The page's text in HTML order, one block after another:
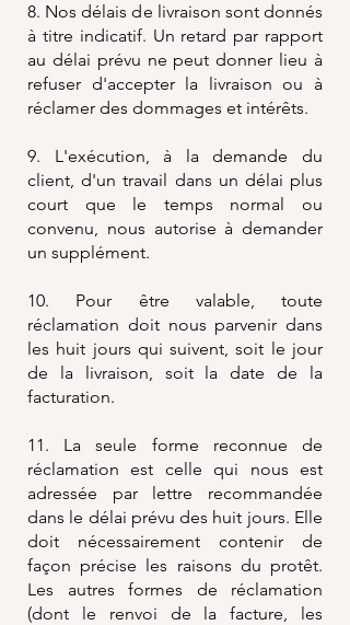
8. Nos délais de livraison sont donnés
à titre indicatif. Un retard par rapport
au délai prévu ne peut donner lieu à
refuser d'accepter la livraison ou à
réclamer des dommages et intérêts.
9. L'exécution, à la demande du
client, d'un travail dans un délai plus
court que le temps normal ou
convenu, nous autorise à demander
un supplément.
10. Pour être valable, toute
réclamation doit nous parvenir dans
les huit jours qui suivent, soit le jour
de la livraison, soit la date de la
facturation.
11. La seule forme reconnue de
réclamation est celle qui nous est
adressée par lettre recommandée
dans le délai prévu des huit jours. Elle
doit nécessairement contenir de
façon précise les raisons du protêt.
Les autres formes de réclamation
(dont le renvoi de la facture, les